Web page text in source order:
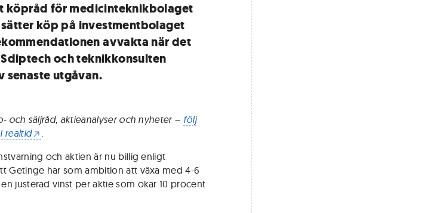
köpråd för medicinteknikbolaget
köp på investmentbolaget
avvakta när det
och teknikkonsulten
senaste utgåvan.
och säljråd, aktieanalyser och nyheter – följ
realtid
.
och aktien är nu billig enligt
Getinge har som ambition att växa med 4-6
justerad vinst per aktie som ökar 10 procent